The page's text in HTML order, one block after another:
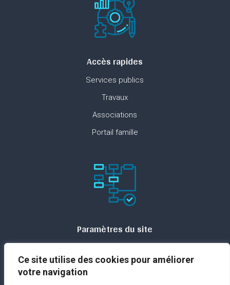
Ce site utilise des cookies pour améliorer
votre navigation
Accès rapides
Services publics
Travaux
Associations
Portail famille
Paramètres du site
Contact